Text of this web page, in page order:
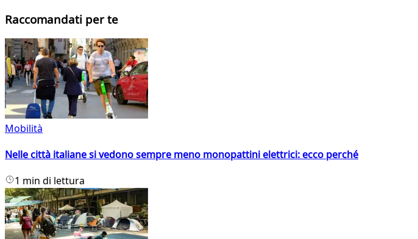
Raccomandati per te
Mobilità
Nelle città italiane si vedono sempre meno monopattini elettrici: ecco perché
1 min di lettura